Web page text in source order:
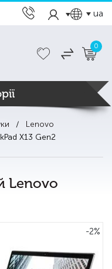
ua
0
Lenovo
X13 Gen2
Lenovo
-2%